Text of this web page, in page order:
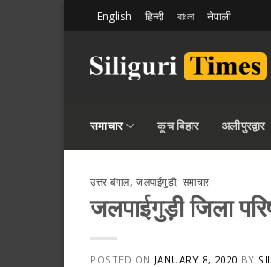
content
English हिन्दी বাংলা नेपाली
समाचार कूच बिहार अलीपुरद्वार
उत्तर बंगाल,जलपाईगुड़ी, समाचार
जलपाईगुड़ी जिला
POSTED ON JANUARY 8, 2020 BY